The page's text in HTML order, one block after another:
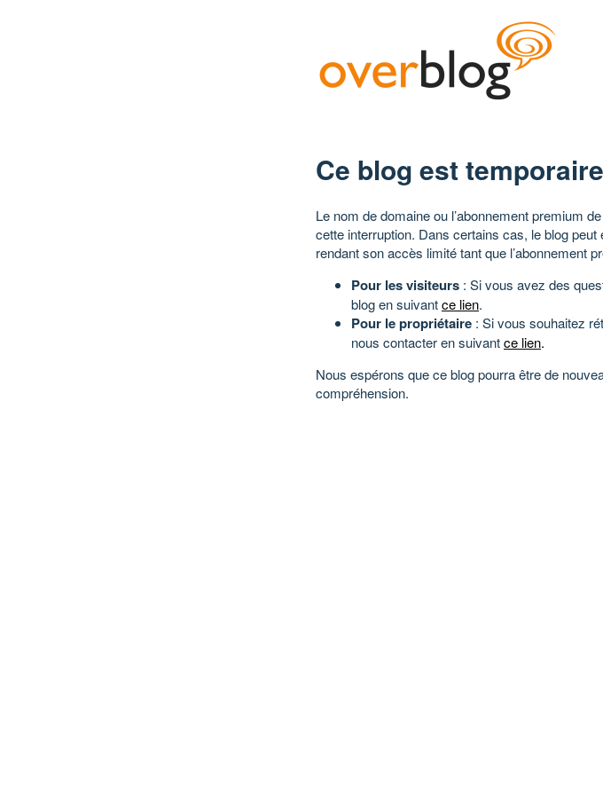
Ce blog est
Le nom de domaine ou l’abonnement premium
cette interruption. Dans certains cas, le blog
rendant son accès limité tant que l’abonnement
Pour les visiteurs : Si vous avez des
blog en suivantce lien.
Pour le propriétaire : Si vous souhaitez
nous contacter en suivantce lien.
Nous espérons que ce blog pourra être de
compréhension.